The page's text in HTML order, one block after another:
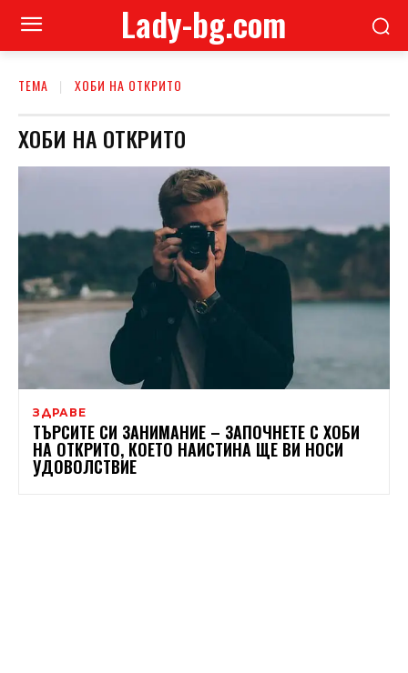
Lady-bg.com
ТЕМА ХОБИ НА ОТКРИТО
ХОБИ НА ОТКРИТО
ЗДРАВЕ
ТЪРСИТЕ СИ ЗАНИМАНИЕ – ЗАПОЧНЕТЕ С ХОБИ
НА ОТКРИТО, КОЕТО НАИСТИНА ЩЕ ВИ НОСИ
УДОВОЛСТВИЕ